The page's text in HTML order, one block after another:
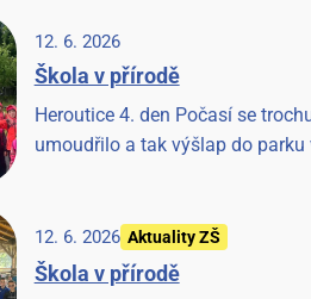
cennou zkušeností.
12. 6. 2026
Škola v přírodě
Heroutice 4. den Počasí se
umoudřilo a tak výšlap do parku
a koní, završeno večerní
12. 6. 2026 Aktuality ZŠ
Škola v přírodě